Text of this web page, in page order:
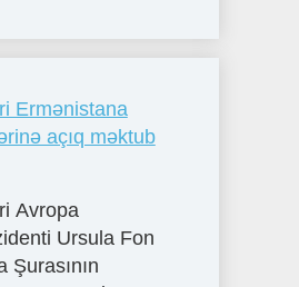
Ermənistana
açıq məktub
Avropa
Ursula Fon